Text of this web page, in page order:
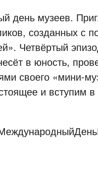
день музеев.
созданных с
Четвёртый
в юность,
своего «мини-
и вступим в